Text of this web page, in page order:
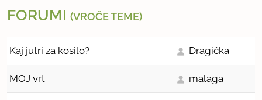
FORUMI (VROČE TEME)
Kaj jutri za kosilo? Dragička
MOJ vrt malaga